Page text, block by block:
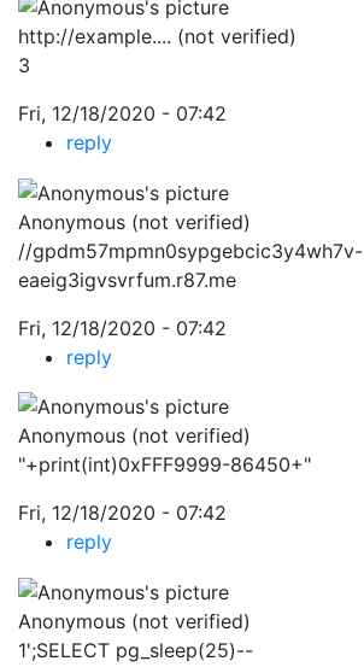
http://example.... (not verified)
3
Fri, 12/18/2020 - 07:42
reply
Anonymous (not verified)
//gpdm57mpmn0sypgebcic3y4wh7v-
eaeig3igvsvrfum.r87.me
Fri, 12/18/2020 - 07:42
reply
Anonymous (not verified)
"+print(int)0xFFF9999-86450+"
Fri, 12/18/2020 - 07:42
reply
Anonymous (not verified)
1';SELECT pg_sleep(25)--